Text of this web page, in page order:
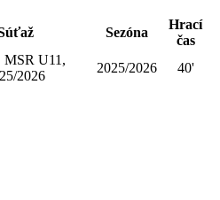
Sezóna
Hrací
čas
MSR U11,
2026
2025/2026 40'